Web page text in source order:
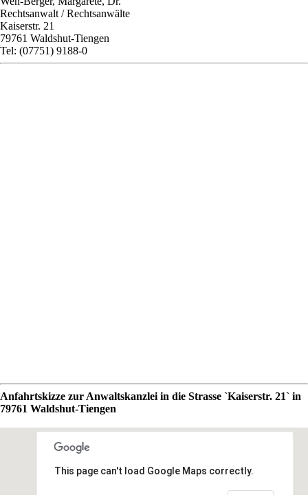
Rechtsanwalt / Rechtsanwälte
Kaiserstr. 21
79761 Waldshut-Tiengen
Tel: (07751) 9188-0
Anfahrtskizze zur Anwaltskanzlei in die Strasse `Kaiserstr. 21` in
79761 Waldshut-Tiengen
This page can't load Google Maps correctly.